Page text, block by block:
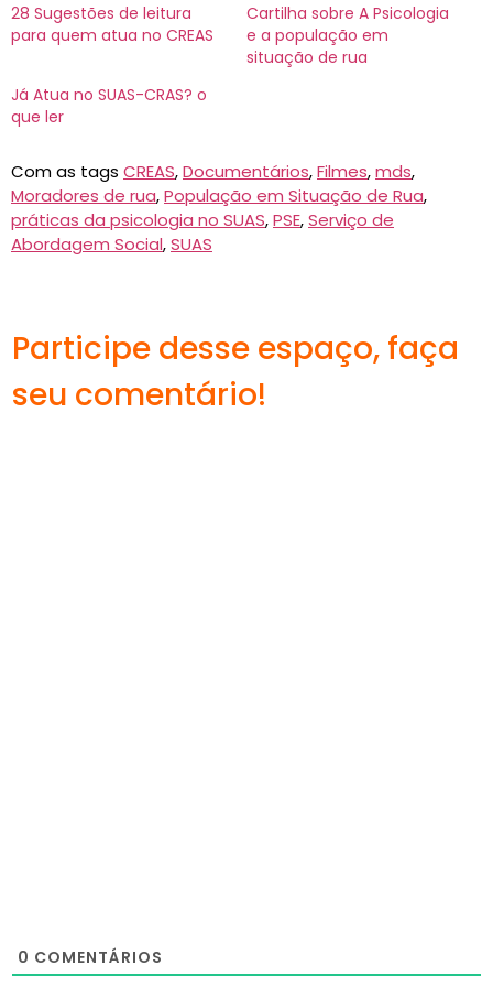
28 Sugestões de leitura
para quem atua no CREAS
Cartilha sobre A Psicologia
e a população em
situação de rua
Já Atua no SUAS-CRAS? o
que ler
Com as tags CREAS,Documentários,Filmes,mds,
Moradores de rua,População em Situação de Rua,
práticas da psicologia no SUAS,PSE,Serviço de
Abordagem Social,SUAS
Participe desse espaço, faça
seu comentário!
0 COMENTÁRIOS